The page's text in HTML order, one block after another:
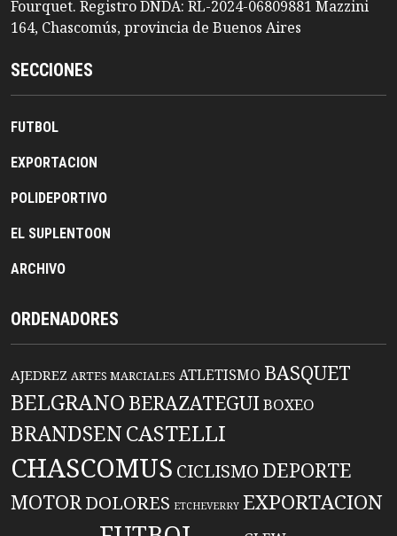
Fourquet. Registro DNDA: RL-2024-06809881 Mazzini
164, Chascomús, provincia de Buenos Aires
SECCIONES
FUTBOL
EXPORTACION
POLIDEPORTIVO
EL SUPLENTOON
ARCHIVO
ORDENADORES
AJEDREZ ARTES MARCIALES ATLETISMO BASQUET
BELGRANO BERAZATEGUIBOXEO
BRANDSENCASTELLI
CHASCOMUS CICLISMO DEPORTE
MOTORDOLORES ETCHEVERRY EXPORTACION